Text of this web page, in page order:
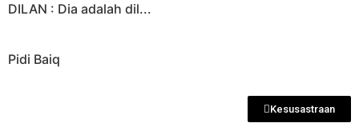
DILAN : Dia adalah dil...
Pidi Baiq
Kesusastraan